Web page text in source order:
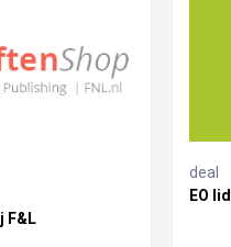
F&L
deal
EO